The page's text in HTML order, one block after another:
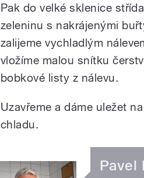
Pak do velké sklenice
zeleninu s nakrájenými
zalijeme vychladlým
vložíme malou snítku
bobkové listy z nálevu.
Uzavřeme a dáme uležet
chladu.
Pavel